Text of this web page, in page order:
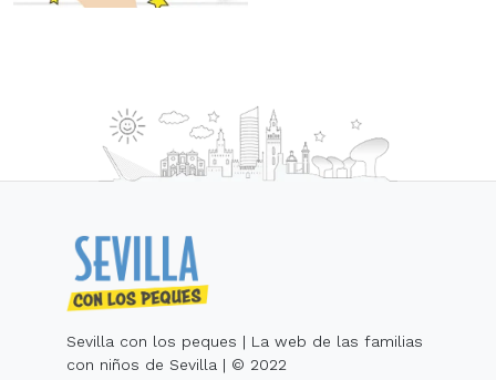
Sevilla con los peques | La web de las familias
con niños de Sevilla | © 2022